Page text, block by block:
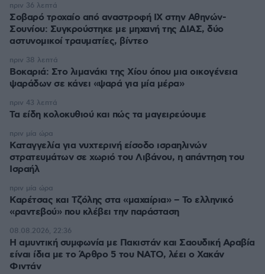
Σοβαρό τροχαίο από αναστροφή ΙΧ στην Αθηνών-
Σουνίου: Συγκρούστηκε με μηχανή της ΔΙΑΣ, δύο
αστυνομικοί τραυματίες, βίντεο
πριν 36 λεπτά
Βοκαριά: Στο λιμανάκι της Χίου όπου μια οικογένεια
ψαράδων σε κάνει «ψαρά για μία μέρα»
πριν 38 λεπτά
Τα είδη κολοκυθιού και πώς τα μαγειρεύουμε
πριν 43 λεπτά
Καταγγελία για νυχτερινή είσοδο ισραηλινών
στρατευμάτων σε χωριό του Λιβάνου, η απάντηση του
Ισραήλ
πριν μία ώρα
Καρέτσας και Τζόλης στα «μαχαίρια» – Το ελληνικό
«ραντεβού» που κλέβει την παράσταση
πριν μία ώρα
Η αμυντική συμφωνία με Πακιστάν και Σαουδική Αραβία
είναι ίδια με το Άρθρο 5 του ΝΑΤΟ, λέει ο Χακάν
Φιντάν
08.08.2026, 22:36